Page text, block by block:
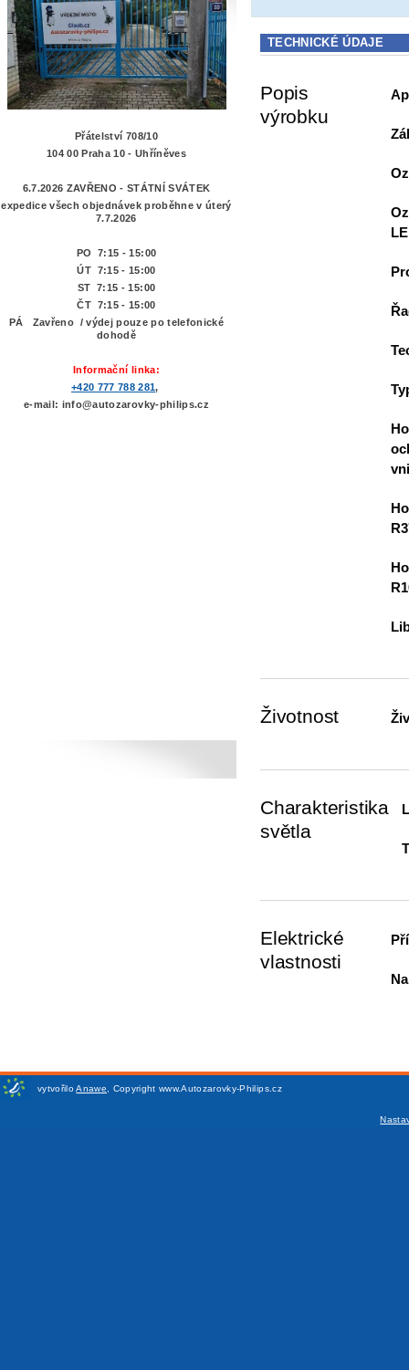
Přátelství 708/10
104 00 Praha 10 - Uhříněves
6.7.2026 ZAVŘENO - STÁTNÍ SVÁTEK
expedice všech objednávek proběhne v úterý
7.7.2026
PO 7:15 - 15:00
ÚT 7:15 - 15:00
ST 7:15 - 15:00
ČT 7:15 - 15:00
PÁ Zavřeno / výdej pouze po telefonické
dohodě
Informační linka:
+420 777 788 281,
e-mail: info@autozarovky-philips.cz
TECHNICKÉ ÚDAJE
Popis
výrobku
Životnost
Charakteristika
světla
Elektrické
vlastnosti
vytvořiloAnawe Copyright www.Autozarovky-Philips.cz